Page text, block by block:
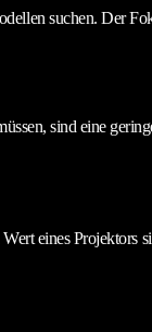
suchen. Der
sind eine
eines Projektors